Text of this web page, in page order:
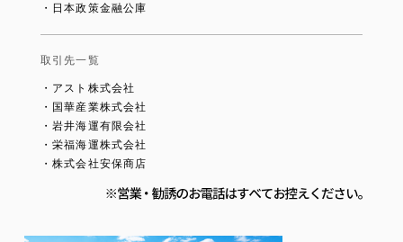
・日本政策金融公庫
取引先一覧
・アスト株式会社
・国華産業株式会社
・岩井海運有限会社
・栄福海運株式会社
・株式会社安保商店